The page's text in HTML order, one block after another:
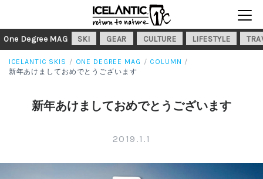
One Degree MAG SKI GEAR CULTURE LIFESTYLE
ICELANTIC SKIS ONE DEGREE MAG
COLUMN
新年あけましておめでとうございます
新年あけましておめでとうございます
2019.1.1